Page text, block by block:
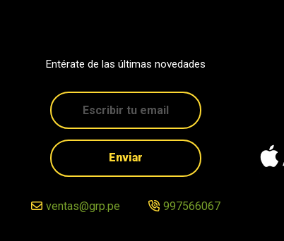
Entérate de las últimas novedades
Enviar
ventas@grp.pe 997566067